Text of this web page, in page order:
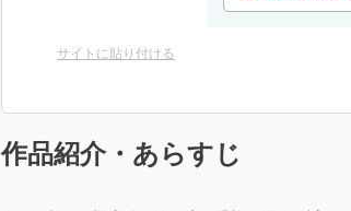
サイトに貼り付ける
作品紹介・あらすじ